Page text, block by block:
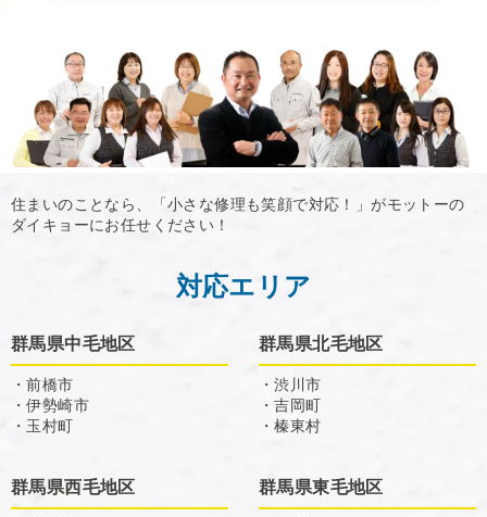
住まいのことなら、「小さな修理も笑顔で対応！」がモットーの
ダイキョーにお任せください！
対応エリア
群馬県中毛地区
・前橋市
・伊勢崎市
・玉村町
群馬県北毛地区
・渋川市
・吉岡町
・榛東村
群馬県西毛地区 群馬県東毛地区